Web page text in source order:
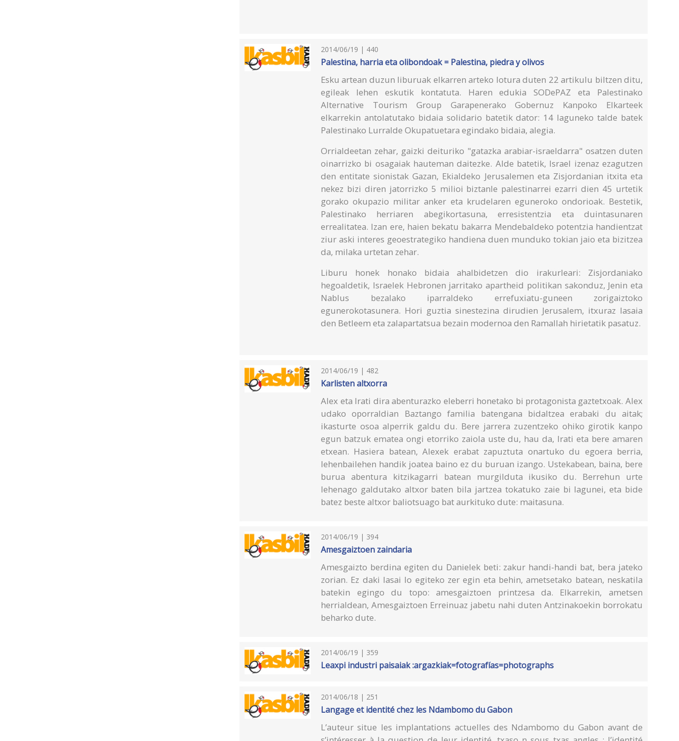
2014/06/19 | 440
Palestina, harria eta olibondoak = Palestina, piedra y olivos
Esku artean duzun liburuak elkarren arteko lotura duten 22 artikulu biltzen ditu,
egileak lehen eskutik kontatuta. Haren edukia SODePAZ eta Palestinako
Alternative Tourism Group Garapenerako Gobernuz Kanpoko Elkarteek
elkarrekin antolatutako bidaia solidario batetik dator: 14 laguneko talde batek
Palestinako Lurralde Okupatuetara egindako bidaia, alegia.
Orrialdeetan zehar, gaizki deituriko "gatazka arabiar-israeldarra" osatzen duten
oinarrizko bi osagaiak hauteman daitezke. Alde batetik, Israel izenaz ezagutzen
den entitate sionistak Gazan, Ekialdeko Jerusalemen eta Zisjordanian itxita eta
nekez bizi diren jatorrizko 5 milioi biztanle palestinarrei ezarri dien 45 urtetik
gorako okupazio militar anker eta krudelaren eguneroko ondorioak. Bestetik,
Palestinako herriaren abegikortasuna, erresistentzia eta duintasunaren
errealitatea. Izan ere, haien bekatu bakarra Mendebaldeko potentzia handientzat
ziur aski interes geoestrategiko handiena duen munduko tokian jaio eta bizitzea
da, milaka urtetan zehar.
Liburu honek honako bidaia ahalbidetzen dio irakurleari: Zisjordaniako
hegoaldetik, Israelek Hebronen jarritako apartheid politikan sakonduz, Jenin eta
Nablus bezalako iparraldeko errefuxiatu-guneen zorigaiztoko
egunerokotasunera. Hori guztia sinestezina dirudien Jerusalem, itxuraz lasaia
den Betleem eta zalapartatsua bezain modernoa den Ramallah hirietatik pasatuz.
2014/06/19 | 482
Karlisten altxorra
Alex eta Irati dira abenturazko eleberri honetako bi protagonista gaztetxoak. Alex
udako oporraldian Baztango familia batengana bidaltzea erabaki du aitak;
ikasturte osoa alperrik galdu du. Bere jarrera zuzentzeko ohiko girotik kanpo
egun batzuk ematea ongi etorriko zaiola uste du, hau da, Irati eta bere amaren
etxean. Hasiera batean, Alexek erabat zapuztuta onartuko du egoera berria,
lehenbailehen handik joatea baino ez du buruan izango. Ustekabean, baina, bere
burua abentura kitzikagarri batean murgilduta ikusiko du. Berrehun urte
lehenago galdutako altxor baten bila jartzea tokatuko zaie bi lagunei, eta bide
batez beste altxor baliotsuago bat aurkituko dute: maitasuna.
2014/06/19 | 394
Amesgaiztoen zaindaria
Amesgaizto berdina egiten du Danielek beti: zakur handi-handi bat, bera jateko
zorian. Ez daki lasai lo egiteko zer egin eta behin, ametsetako batean, neskatila
batekin egingo du topo: amesgaiztoen printzesa da. Elkarrekin, ametsen
herrialdean, Amesgaiztoen Erreinuaz jabetu nahi duten Antzinakoekin borrokatu
beharko dute.
2014/06/19 | 359
Leaxpi industri paisaiak :argazkiak=fotografías=photographs
2014/06/18 | 251
Langage et identité chez les Ndambomo du Gabon
L’auteur situe les implantations actuelles des Ndambomo du Gabon avant de